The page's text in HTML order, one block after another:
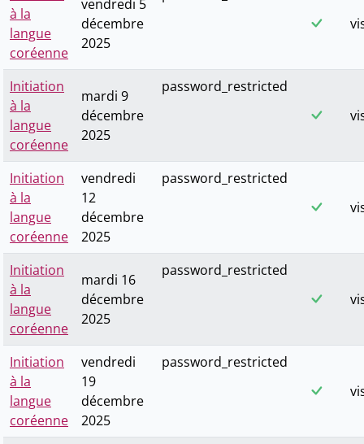
à la
langue
coréenne
vendredi 5
décembre
2025
Initiation
à la
langue
coréenne
mardi 9
décembre
2025
password_restricted
Initiation
à la
langue
coréenne
vendredi
12
décembre
2025
password_restricted
Initiation
à la
langue
coréenne
mardi 16
décembre
2025
password_restricted
Initiation
à la
langue
coréenne
vendredi
19
décembre
2025
password_restricted